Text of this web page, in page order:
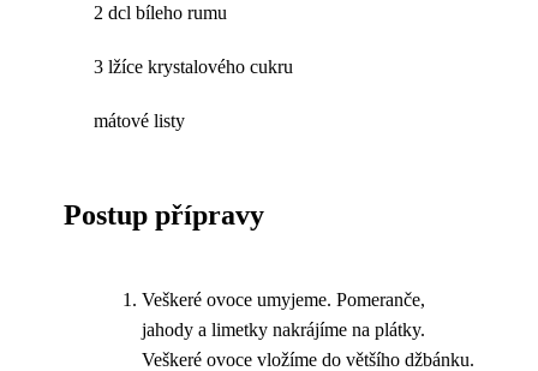
2 dcl bíleho rumu
3 lžíce krystalového cukru
mátové listy
Postup přípravy
Veškeré ovoce umyjeme. Pomeranče,
jahody a limetky nakrájíme na plátky.
Veškeré ovoce vložíme do většího džbánku.